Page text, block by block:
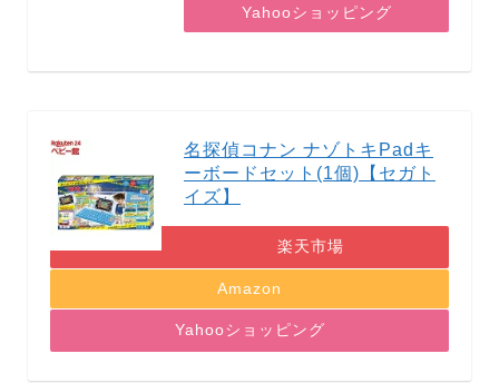
Yahooショッピング
名探偵コナン ナゾトキPadキ
ーボードセット(1個)【セガト
イズ】
楽天市場
Amazon
Yahooショッピング